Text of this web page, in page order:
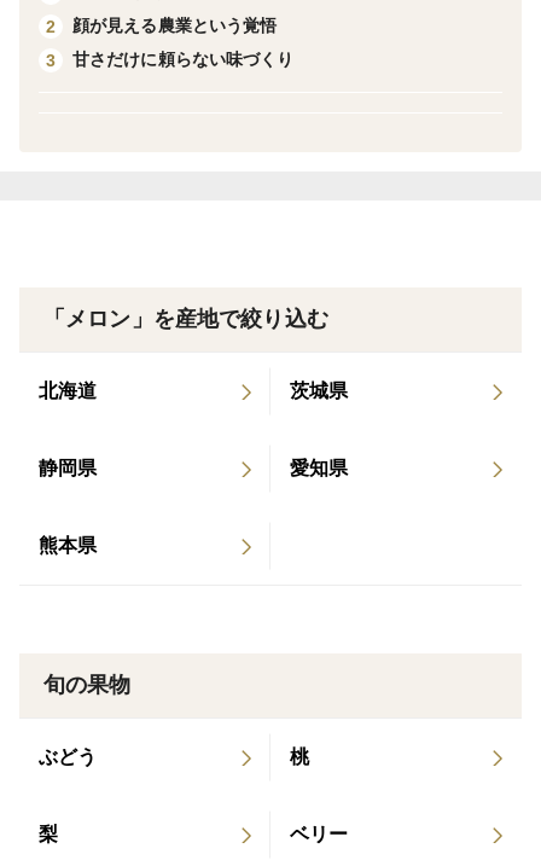
間ほど冷やしていただくと、より一層美味しくお楽しみ
いただけます。
有明海から約300メートル、海抜0m地帯の畑で育てた肥
壌環境のもと、一玉一玉丁寧に仕上げています。
1棟100mのハウスを一斉に収穫することはなく、果実ご
穫。大玉でありながら味がぼやけない、存在感のある甘
い。
2
顔が見える農業という覚悟
3
甘さだけに頼らない味づくり
「メロン」を産地で絞り込む
北海道 茨城県
静岡県 愛知県
熊本県
旬の果物
ぶどう 桃
梨 ベリー